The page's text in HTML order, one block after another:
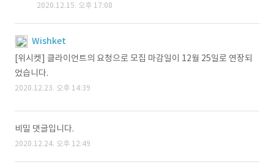
2020.12.15. 오후 17:08
Wishket
[위시켓] 클라이언트의 요청으로 모집 마감일이 12월 25일로 연장되
었습니다.
2020.12.23. 오후 14:39
비밀 댓글입니다.
2020.12.24. 오후 12:49